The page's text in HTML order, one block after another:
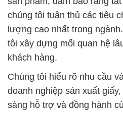
chúng tôi tuân thủ các tiêu
lượng cao nhất trong
tôi xây dựng mối quan hệ
khách hàng.
Chúng tôi hiểu rõ nhu cầu
doanh nghiệp sản xuất
sàng hỗ trợ và đồng hành